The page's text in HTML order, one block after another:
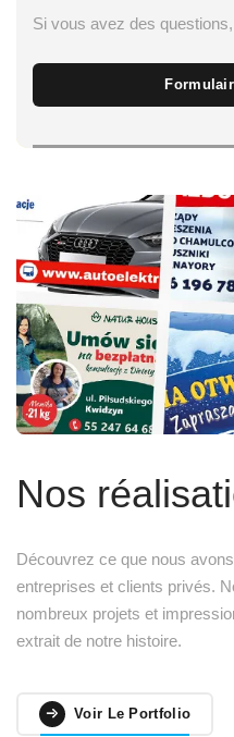
Si vous avez des
Nos
Découvrez ce que nous
entreprises et clients privés.
nombreux projets et
extrait de notre histoire.
Voir Le Portfolio